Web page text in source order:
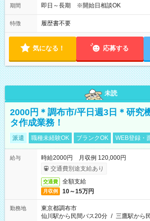
期間 即日～長期 ※開始日相談OK
特徴 履歴書不要
気になる！ 応募する
未読
2000円＊調布市/平日週3日＊研究
タ作成業務！
派遣 職種未経験OK ブランクOK WEB登録・
給与
時給2000円 月収例 120,000円
交通費別途支給あり
交通費 全額支給
月収例 10～15万円
勤務地
東京都調布市
仙川駅から民間バス20分 / 三鷹駅から